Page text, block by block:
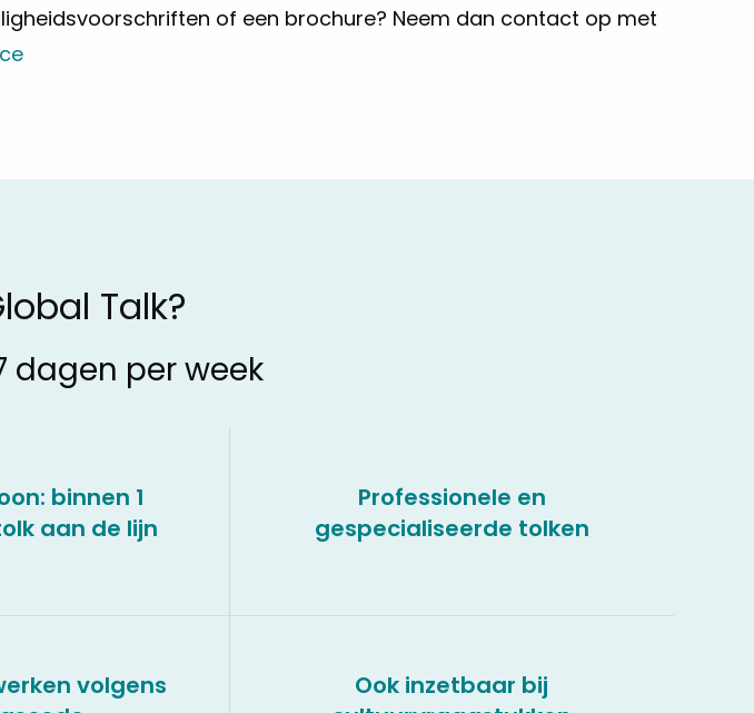
of een brochure? Neem dan contact op met
Talk?
dagen per week
binnen 1
aan de lijn
Professionele en
gespecialiseerde tolken
volgens
Ook inzetbaar bij